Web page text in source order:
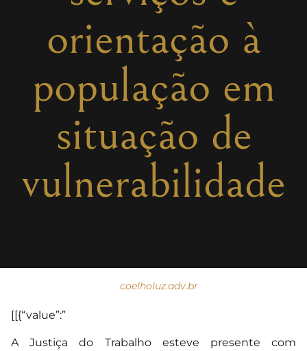
orientação à
população em
situação de
vulnerabilidade
coelholuz.adv.br
[[{“value”:”
A Justiça do Trabalho esteve presente com